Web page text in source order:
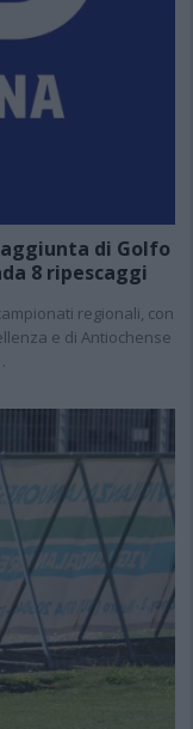
di Golfo
8 ripescaggi
regionali, con
e di Antiochense